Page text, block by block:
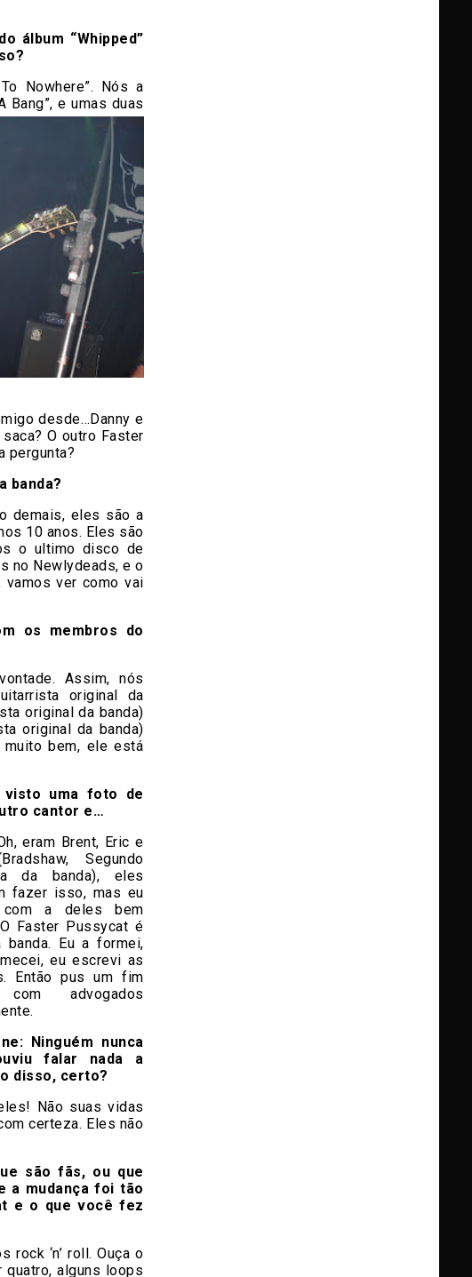
álbum “Whipped”
Nowhere”. Nós a
Bang”, e umas duas
desde…Danny e
O outro Faster
pergunta?
banda?
demais, eles são a
10 anos. Eles são
o ultimo disco de
no Newlydeads, e o
vamos ver como vai
os membros do
Assim, nós
original da
original da banda)
original da banda)
bem, ele está
visto uma foto de
cantor e…
eram Brent, Eric e
Segundo
da banda), eles
fazer isso, mas eu
com a deles bem
Faster Pussycat é
banda. Eu a formei,
eu escrevi as
Então pus um fim
advogados
Ninguém nunca
falar nada a
disso, certo?
Não suas vidas
certeza. Eles não
são fãs, ou que
a mudança foi tão
e o que você fez
rock ‘n’ roll. Ouça o
alguns loops